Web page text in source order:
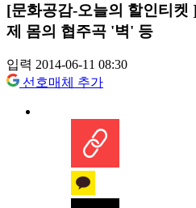
[문화공감-오늘의 할인티켓
제 몸의 협주곡 '벽' 등
입력 2014-06-11 08:30
선호매체 추가